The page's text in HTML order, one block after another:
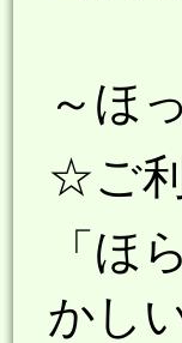
～ほ
☆ご
「ほ
かし